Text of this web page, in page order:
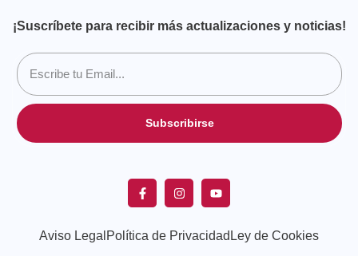
¡Suscríbete para recibir más actualizaciones y noticias!
Subscribirse
Aviso Legal Política de Privacidad Ley de Cookies